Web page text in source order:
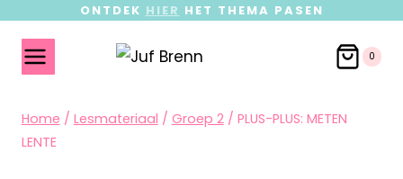
ONTDEK HIER HET THEMA PASEN
0
Home / Lesmateriaal / Groep 2 / PLUS-PLUS: METEN
LENTE